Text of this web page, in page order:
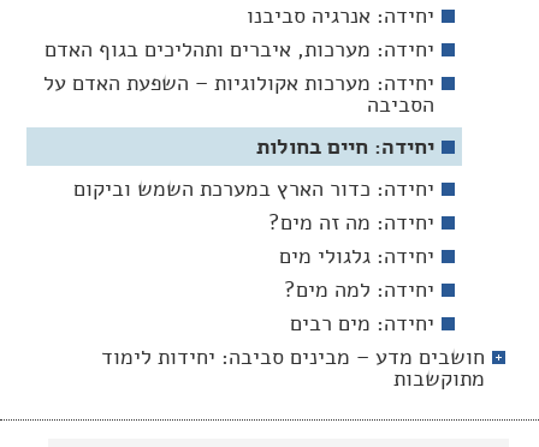
יחידה: אנרגיה סביבנו
יחידה: מערכות, איברים ותהליכים בגוף האדם
יחידה: מערכות אקולוגיות – השפעת האדם על
הסביבה
יחידה: חיים בחולות
יחידה: כדור הארץ במערכת השמש וביקום
יחידה: מה זה מים?
יחידה: גלגולי מים
יחידה: למה מים?
יחידה: מים רבים
חושבים מדע – מבינים סביבה: יחידות לימוד
מתוקשבות